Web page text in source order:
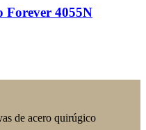
Forever 4055N
de acero quirúgico